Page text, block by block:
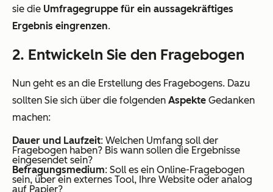
sie die Umfragegruppe für ein aussagekräftiges
Ergebnis eingrenzen.
2. Entwickeln Sie den Fragebogen
Nun geht es an die Erstellung des Fragebogens. Dazu
sollten Sie sich über die folgenden Aspekte Gedanken
machen:
Dauer und Laufzeit: Welchen Umfang soll der
Fragebogen haben? Bis wann sollen die Ergebnisse
eingesendet sein?
Befragungsmedium: Soll es ein Online-Fragebogen
sein, über ein externes Tool, Ihre Website oder analog
auf Papier?